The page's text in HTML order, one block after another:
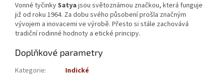
Vonné tyčinkySatya jsou světoznámou značkou, která funguje
již od roku 1964. Za dobu svého působení prošla značným
vývojem a inovacemi ve výrobě. Přesto si stále zachovává
tradiční rodinné hodnoty a etické principy.
Doplňkové parametry
Kategorie:
Indické